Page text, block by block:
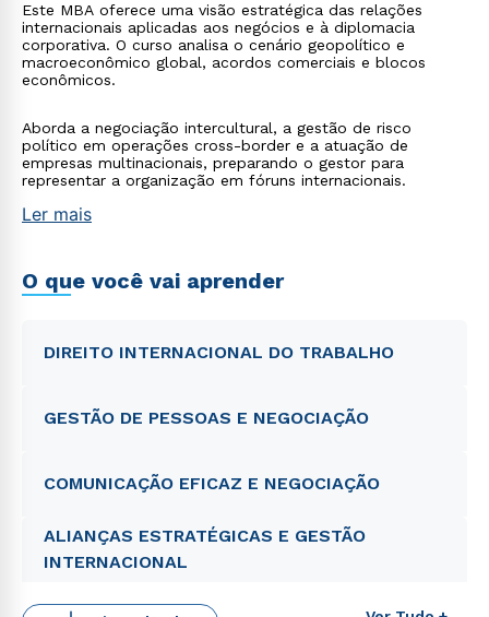
Este MBA oferece uma visão estratégica das relações
internacionais aplicadas aos negócios e à diplomacia
corporativa. O curso analisa o cenário geopolítico e
macroeconômico global, acordos comerciais e blocos
econômicos.
Aborda a negociação intercultural, a gestão de risco
político em operações cross-border e a atuação de
empresas multinacionais, preparando o gestor para
representar a organização em fóruns internacionais.
Ler mais
O que você vai aprender
DIREITO INTERNACIONAL DO TRABALHO
GESTÃO DE PESSOAS E NEGOCIAÇÃO
COMUNICAÇÃO EFICAZ E NEGOCIAÇÃO
ALIANÇAS ESTRATÉGICAS E GESTÃO
INTERNACIONAL